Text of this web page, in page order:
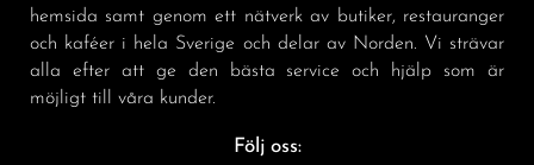
hemsida samt genom ett nätverk av butiker, restauranger
och kaféer i hela Sverige och delar av Norden. Vi strävar
alla efter att ge den bästa service och hjälp som är
möjligt till våra kunder.
Följ oss: